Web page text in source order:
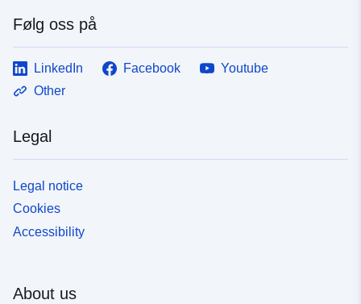
Følg oss på
LinkedIn Facebook
Youtube
Other
Legal
Legal notice
Cookies
Accessibility
About us